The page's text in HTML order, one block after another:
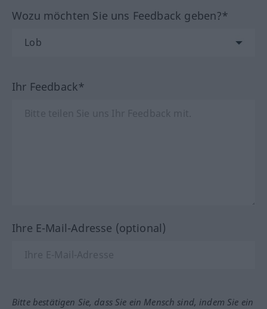
Wozu möchten Sie uns Feedback geben?*
Ihr Feedback*
Ihre E-Mail-Adresse (optional)
Bitte bestätigen Sie, dass Sie ein Mensch sind, indem Sie ein